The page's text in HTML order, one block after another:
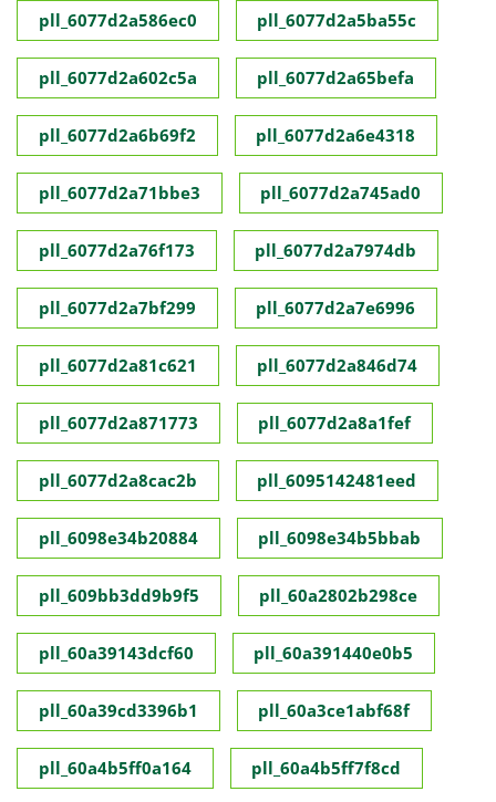
pll_6077d2a586ec0 pll_6077d2a5ba55c
pll_6077d2a602c5a pll_6077d2a65befa
pll_6077d2a6b69f2 pll_6077d2a6e4318
pll_6077d2a71bbe3 pll_6077d2a745ad0
pll_6077d2a76f173 pll_6077d2a7974db
pll_6077d2a7bf299 pll_6077d2a7e6996
pll_6077d2a81c621 pll_6077d2a846d74
pll_6077d2a871773 pll_6077d2a8a1fef
pll_6077d2a8cac2b pll_6095142481eed
pll_6098e34b20884 pll_6098e34b5bbab
pll_609bb3dd9b9f5 pll_60a2802b298ce
pll_60a39143dcf60 pll_60a391440e0b5
pll_60a39cd3396b1 pll_60a3ce1abf68f
pll_60a4b5ff0a164 pll_60a4b5ff7f8cd